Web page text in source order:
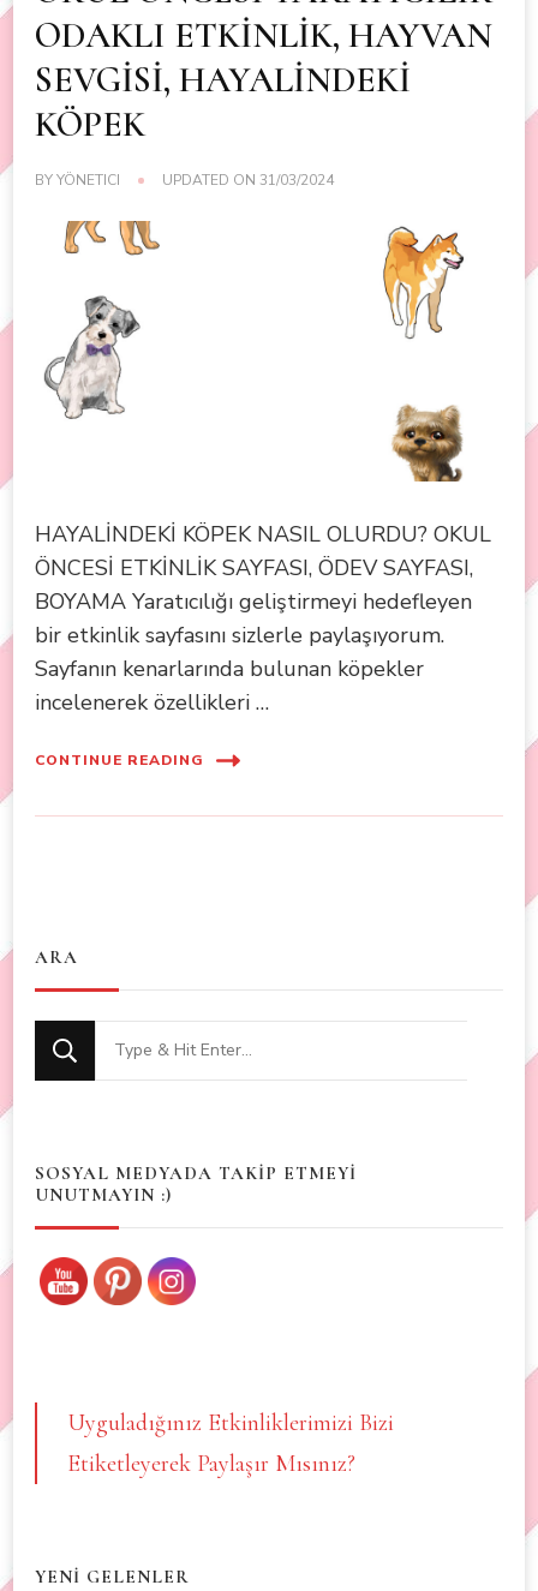
ODAKLI ETKİNLİK, HAYVAN
SEVGİSİ, HAYALİNDEKİ
KÖPEK
BYYÖNETICI UPDATED ON 31/03/2024
HAYALİNDEKİ KÖPEK NASIL OLURDU? OKUL
ÖNCESİ ETKİNLİK SAYFASI, ÖDEV SAYFASI,
BOYAMA Yaratıcılığı geliştirmeyi hedefleyen
bir etkinlik sayfasını sizlerle paylaşıyorum.
Sayfanın kenarlarında bulunan köpekler
incelenerek özellikleri …
CONTINUE READING
ARA
Looking
for
SOSYAL MEDYADA TAKİP ETMEYİ
UNUTMAYIN :)
Uyguladığınız Etkinliklerimizi Bizi
Etiketleyerek Paylaşır Mısınız?
YENİ GELENLER